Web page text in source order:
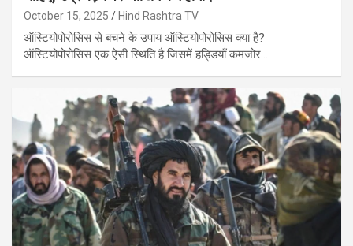
October 15, 2025 Hind Rashtra TV
ऑस्टियोपोरोसिस से बचने के उपाय ऑस्टियोपोरोसिस क्या है?
ऑस्टियोपोरोसिस एक ऐसी स्थिति है जिसमें हड्डियाँ कमजोर…